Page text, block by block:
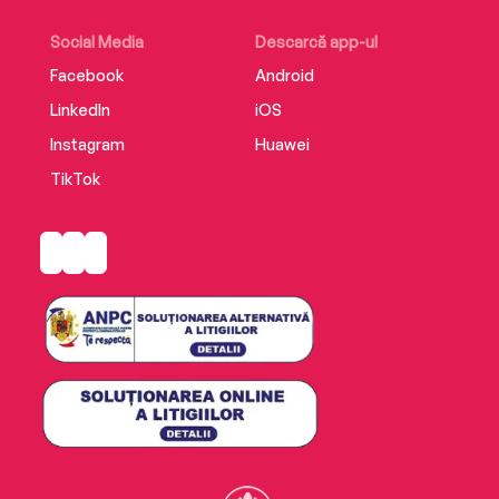
Social Media
Facebook
LinkedIn
Instagram
TikTok
Descarcă app-ul
Android
iOS
Huawei